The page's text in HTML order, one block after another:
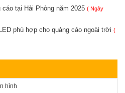
tại Hải Phòng năm 2025 ( Ngày
phù hợp cho quảng cáo ngoài trời (
hình